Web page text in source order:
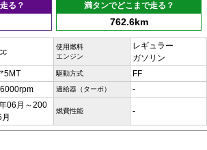
る？
満タンでどこまで走る？
762.6km
使用燃料
エンジン
レギュラー
ガソリン
5MT 駆動方式 FF
過給器（ターボ） -
06月～200
燃費性能 -